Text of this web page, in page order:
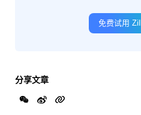
免费试用
分享文章